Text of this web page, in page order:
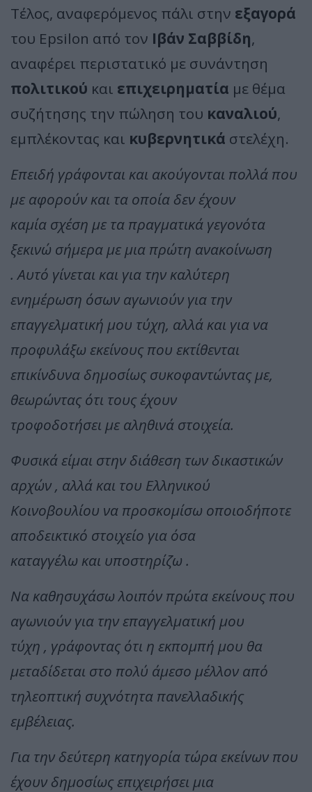
Τέλος, αναφερόμενος πάλι στην εξαγορά
του Epsilon από τον Ιβάν Σαββίδη,
αναφέρει περιστατικό με συνάντηση
πολιτικού και επιχειρηματία με θέμα
συζήτησης την πώληση του καναλιού,
εμπλέκοντας και κυβερνητικά στελέχη.
Επειδή γράφονται και ακούγονται πολλά που
με αφορούν και τα οποία δεν έχουν
καμία σχέση με τα πραγματικά γεγονότα
ξεκινώ σήμερα με μια πρώτη ανακοίνωση
. Αυτό γίνεται και για την καλύτερη
ενημέρωση όσων αγωνιούν για την
επαγγελματική μου τύχη, αλλά και για να
προφυλάξω εκείνους που εκτίθενται
επικίνδυνα δημοσίως συκοφαντώντας με,
θεωρώντας ότι τους έχουν
τροφοδοτήσει με αληθινά στοιχεία.
Φυσικά είμαι στην διάθεση των δικαστικών
αρχών , αλλά και του Ελληνικού
Κοινοβουλίου να προσκομίσω οποιοδήποτε
αποδεικτικό στοιχείο για όσα
καταγγέλω και υποστηρίζω .
Να καθησυχάσω λοιπόν πρώτα εκείνους που
αγωνιούν για την επαγγελματική μου
τύχη , γράφοντας ότι η εκπομπή μου θα
μεταδίδεται στο πολύ άμεσο μέλλον από
τηλεοπτική συχνότητα πανελλαδικής
εμβέλειας.
Για την δεύτερη κατηγορία τώρα εκείνων που
έχουν δημοσίως επιχειρήσει μια